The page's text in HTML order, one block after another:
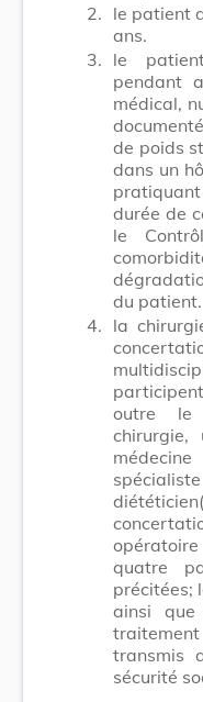
2. le patient
ans.
3. le
pendant
médical,
de poids
dans un
durée de
le
du patient.
4. la
outre le
chirurgie,
quatre
précitées;
ainsi que
transmis
sécurité